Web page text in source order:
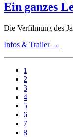
Ein ganzes
Die Verfilmung des
Infos & Trailer →
1
2
3
4
5
6
7
8